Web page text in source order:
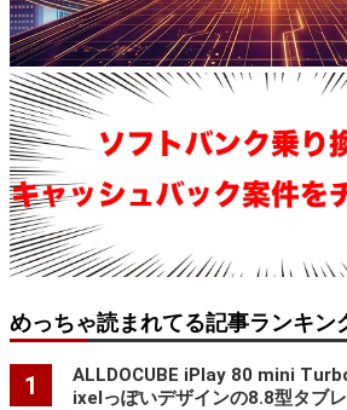
めっちゃ読まれてる記事ランキン
1
ALLDOCUBE iPlay 80 mini
ixelっぽいデザインの8.8型タブ